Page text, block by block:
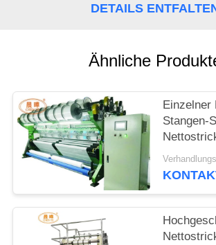
DETAILS
Ähnliche
Einzelner
Stangen-
mit